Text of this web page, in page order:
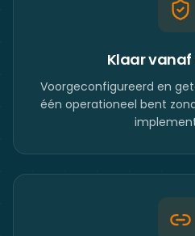
Klaar
Voorgeconfigureerd en
één operationeel bent